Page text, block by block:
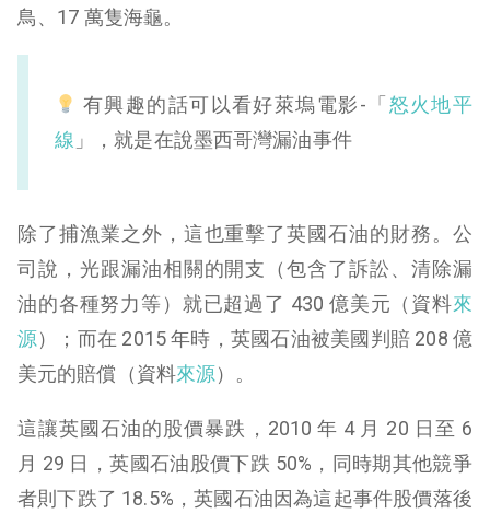
鳥、17 萬隻海龜。
有興趣的話可以看好萊塢電影-「 怒火地平
線 」，就是在說墨西哥灣漏油事件
除了捕漁業之外，這也重擊了英國石油的財務。公
司說，光跟漏油相關的開支（包含了訴訟、清除漏
油的各種努力等）就已超過了 430 億美元（資料來
源）；而在 2015 年時，英國石油被美國判賠 208 億
美元的賠償（資料來源）。
這讓英國石油的股價暴跌，2010 年 4 月 20 日至 6
月 29 日，英國石油股價下跌 50%，同時期其他競爭
者則下跌了 18.5%，英國石油因為這起事件股價落後